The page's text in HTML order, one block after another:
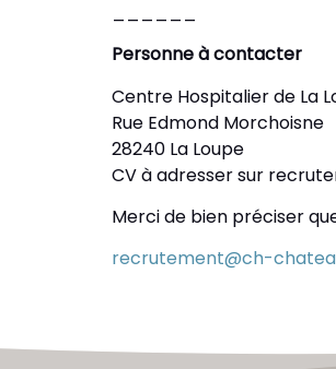
Personne à contacter
Centre Hospitalier de La
Rue Edmond Morchoisne
28240 La Loupe
CV à adresser sur
Merci de bien préciser
recrutement@ch-